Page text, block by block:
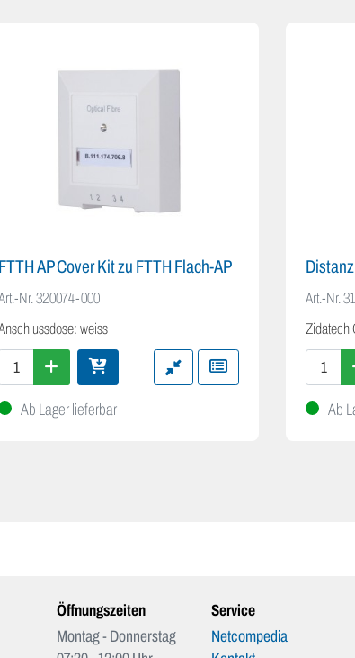
FTTH AP Cover Kit zu FTTH Flach-AP
Nr.320074-000
weiss
Ab Lager lieferbar
Art.-Nr.
Zidatech
Ab
Öffnungszeiten
Montag - Donnerstag
Service
Netcompedia